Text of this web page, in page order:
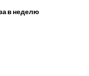
в неделю